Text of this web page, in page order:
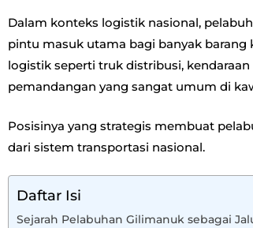
Dalam konteks logistik nasional,
pintu masuk utama bagi banyak barang
logistik seperti truk distribusi,
pemandangan yang sangat umum di
Posisinya yang strategis membuat
dari sistem transportasi nasional.
Daftar Isi
Sejarah Pelabuhan Gilimanuk sebagai